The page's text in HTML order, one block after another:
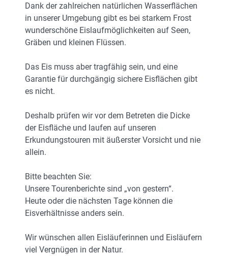
Dank der zahlreichen natürlichen Wasserflächen
in unserer Umgebung gibt es bei starkem Frost
wunderschöne Eislaufmöglichkeiten auf Seen,
Gräben und kleinen Flüssen.
Das Eis muss aber tragfähig sein, und eine
Garantie für durchgängig sichere Eisflächen gibt
es nicht.
Deshalb prüfen wir vor dem Betreten die Dicke
der Eisfläche und laufen auf unseren
Erkundungstouren mit äußerster Vorsicht und nie
allein.
Bitte beachten Sie:
Unsere Tourenberichte sind „von gestern“.
Heute oder die nächsten Tage können die
Eisverhältnisse anders sein.
Wir wünschen allen Eisläuferinnen und Eisläufern
viel Vergnügen in der Natur.